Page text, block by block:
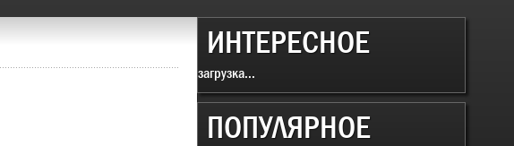
ИНТЕРЕСНОЕ
загрузка...
ПОПУЛЯРНОЕ